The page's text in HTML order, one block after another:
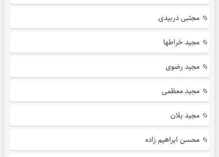
مجتبی دربیدی
مجید خراطها
مجید رضوی
مجید معظمی
مجید یلان
محسن ابراهیم زاده